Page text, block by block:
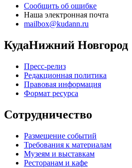
Сообщить об ошибке
Наша электронная почта
mailbox@kudann.ru
КудаНижний Новгород
Пресс-релиз
Редакционная политика
Правовая информация
Формат ресурса
Сотрудничество
Размещение событий
Требования к материалам
Музеям и выставкам
Ресторанам и кафе